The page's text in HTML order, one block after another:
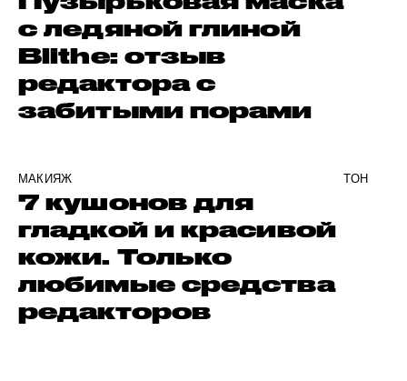
с ледяной глиной
Blithe: отзыв
редактора с
забитыми порами
МАКИЯЖ ТОН
7 кушонов для
гладкой и красивой
кожи. Только
любимые средства
редакторов